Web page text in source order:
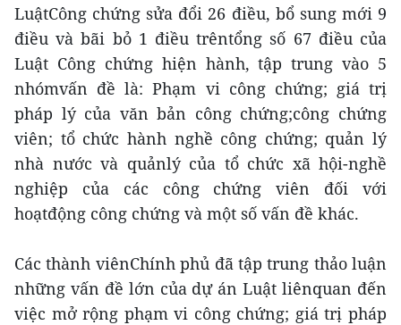
LuậtCông chứng sửa đổi 26 điều, bổ sung mới 9
điều và bãi bỏ 1 điều trêntổng số 67 điều của
Luật Công chứng hiện hành, tập trung vào 5
nhómvấn đề là: Phạm vi công chứng; giá trị
pháp lý của văn bản công chứng;công chứng
viên; tổ chức hành nghề công chứng; quản lý
nhà nước và quảnlý của tổ chức xã hội-nghề
nghiệp của các công chứng viên đối với
hoạtđộng công chứng và một số vấn đề khác.
Các thành viênChính phủ đã tập trung thảo luận
những vấn đề lớn của dự án Luật liênquan đến
việc mở rộng phạm vi công chứng; giá trị pháp